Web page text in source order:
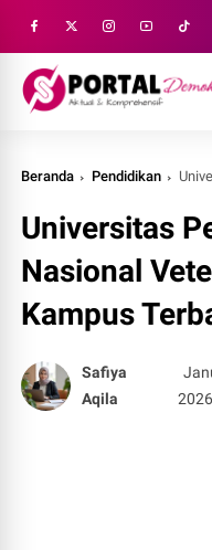
Beranda Pendidikan
Universitas
Nasional
Kampus
Safiya
Aqila
2026